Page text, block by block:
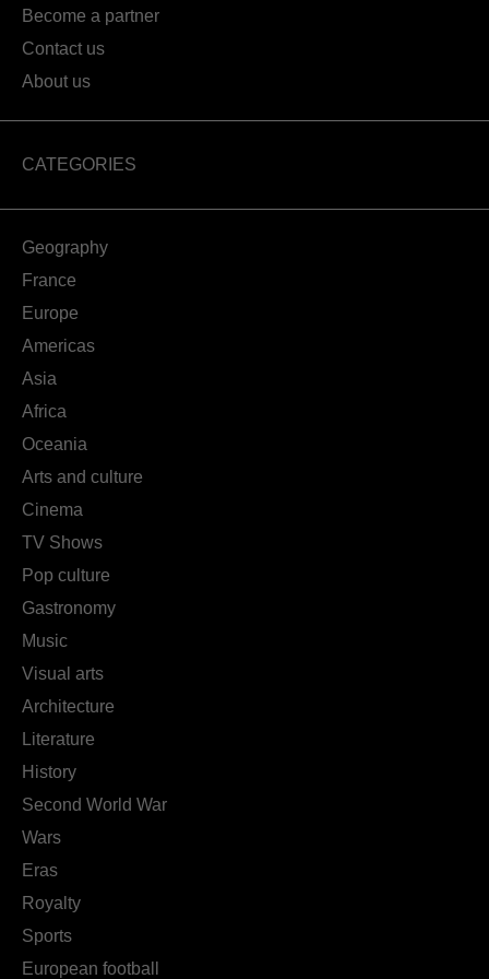
Become a partner
Contact us
About us
CATEGORIES
Geography
France
Europe
Americas
Asia
Africa
Oceania
Arts and culture
Cinema
TV Shows
Pop culture
Gastronomy
Music
Visual arts
Architecture
Literature
History
Second World War
Wars
Eras
Royalty
Sports
European football